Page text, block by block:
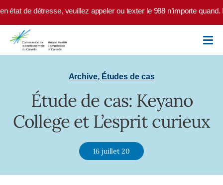
Skip to main content
état de détresse, veuillez appeler ou texter le 988 n’importe quand.
Archive, Études de cas
Étude de cas: Keyano
College et L’esprit curieux
16 juillet 20